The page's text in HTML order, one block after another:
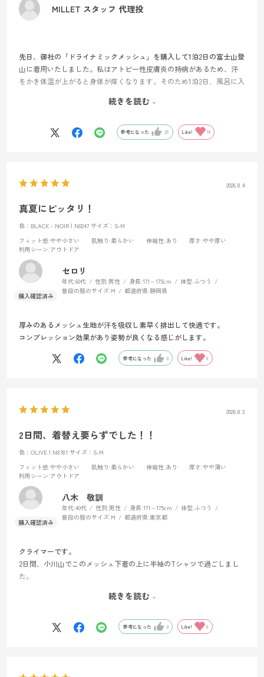
MILLET スタッフ 代理投
先日、御社の「ドライナミックメッシュ」を購入して1泊2日の富士山登
山に着用いたしました。私はアトピー性皮膚炎の持病があるため、汗
をかき体温が上がると身体が痒くなります。そのため1泊2日、風呂に入
だろうと予想しておりました。
ところがです！登り出して1時間ほど経過したときのことです。汗もじ
っとりかいて、普段ならすでにお腹や背中が痒くなっているはずのタ
たちはすでに着用しており、そのよさを教えてくれました。恥ずかし
意識しました。
品のおかげで快適な登山を楽しみました。
また、まさかそんなにいいものとは知らずに着用していたため1着しか
持っておらず、1泊後にはさすがに痒くなると思っておりましたが、そ
のまま着続けた2日目の旅程でも痒くなることは皆無でした。これまで
身体を動かしても、こんなにも痒くならずに運動できた経験がなく、
こんなに快適な気持ちなのか！と大変感動した次第です。
め、仕事中に痒くなることが多々ありますが、今後は「ドライナミッ
クメッシュ」を着用して仕事しようと思っております。
長年付き合っている病気のため諦めと慣れでやり過ごしていたことで
ていただいた方に心から御礼をお伝えいたします。ありがとうござい
ました。
続きを読む
参考になった 26 Like! 18
2026.8.4
真夏にピッタリ！
色：BLACK - NOIR | N0247 サイズ：S-M
フィット感:やや小さい 肌触り :柔らかい 伸縮性:あり 厚さ:やや厚い
利用シーン:アウトドア
セロリ
年代:60代 性別:男性 身長:171～175cm 体型:ふつう
普段の服のサイズ:M 都道府県:静岡県
厚みのあるメッシュ生地が汗を吸収し素早く排出して快適です。
コンプレッション効果があり姿勢が良くなる感じがします。
参考になった 0 Like! 0
2026.8.3
2日間、着替え要らずでした！！
色：OLIVE | N8781 サイズ：S-M
フィット感:やや小さい 肌触り :柔らかい 伸縮性:あり 厚さ:やや薄い
利用シーン:アウトドア
八木 敬訓
年代:40代 性別:男性 身長:171～175cm 体型:ふつう
普段の服のサイズ:M 都道府県:東京都
クライマーです。
2日間、小川山でこのメッシュ下着の上に半袖のTシャツで過ごしまし
た。
バーは、ロングスリーブを着たり脱いだりしていましたが、このメッ
能です。
続きを読む
参考になった 0 Like! 0